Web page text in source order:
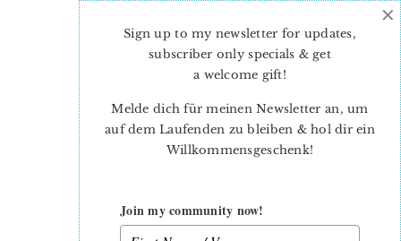
Sign up to my newsletter for updates,
subscriber only specials & get
a welcome gift!
Melde dich für meinen Newsletter an, um
auf dem Laufenden zu bleiben & hol dir ein
Willkommensgeschenk!
Join my community now!
×